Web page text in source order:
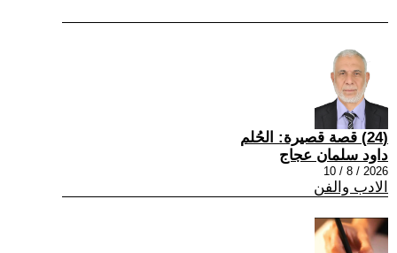
(24) قصة قصيرة: الحُلم
داود سلمان عجاج
2026 / 8 / 10
الادب والفن